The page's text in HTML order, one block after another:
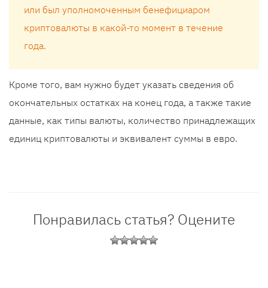
или был уполномоченным бенефициаром
криптовалюты в какой-то момент в течение
года.
Кроме того, вам нужно будет указать сведения об
окончательных остатках на конец года, а также такие
данные, как типы валюты, количество принадлежащих
единиц криптовалюты и эквивалент суммы в евро.
Понравилась статья? Оцените